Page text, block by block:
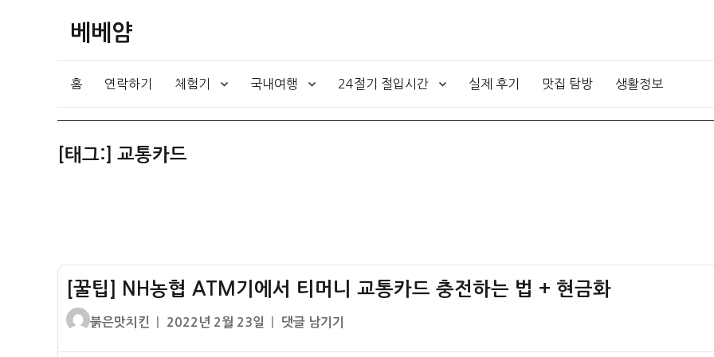
베베얌
홈 연락하기 체험기 국내여행 24절기 절입시간 실제 후기 맛집 탐방 생활정보
[태그:] 교통카드
[꿀팁] NH농협 ATM기에서 티머니 교통카드 충전하는 법 + 현금화
글
붉은맛치킨
작
2022년 2월 23일
[꿀
댓글 남기기